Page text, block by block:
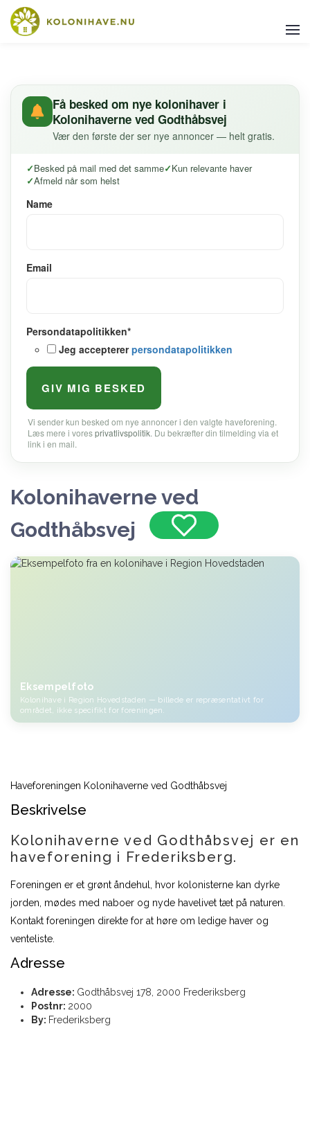
Få besked om nye kolonihaver i
Kolonihaverne ved Godthåbsvej
Vær den første der ser nye annoncer — helt gratis.
Besked på mail med det samme
Kun relevante haver
Afmeld når som helst
Name
Email
Persondatapolitikken*
Jeg acceptererpersondatapolitikken
Vi sender kun besked om nye annoncer i den valgte haveforening.
Læs mere i voresprivatlivspolitik. Du bekræfter din tilmelding via et
link i en mail.
Kolonihaverne ved
Godthåbsvej
Eksempelfoto
Kolonihave i Region Hovedstaden — billede er repræsentativt for
området, ikke specifikt for foreningen.
Haveforeningen Kolonihaverne ved Godthåbsvej
Beskrivelse
Kolonihaverne ved Godthåbsvej er en
haveforening i Frederiksberg.
Foreningen er et grønt åndehul, hvor kolonisterne kan dyrke
jorden, mødes med naboer og nyde havelivet tæt på naturen.
Kontakt foreningen direkte for at høre om ledige haver og
venteliste.
Adresse
Adresse: Godthåbsvej 178, 2000 Frederiksberg
Postnr: 2000
By: Frederiksberg